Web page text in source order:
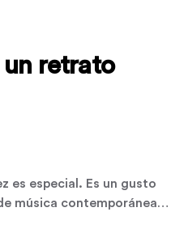
un retrato
es especial. Es un gusto
música contemporánea…